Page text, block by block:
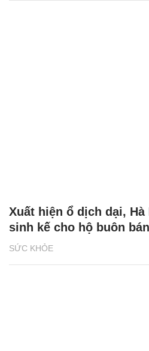
SỨC KHỎE
Xuất hiện ổ dịch dại,
sinh kế cho hộ buôn